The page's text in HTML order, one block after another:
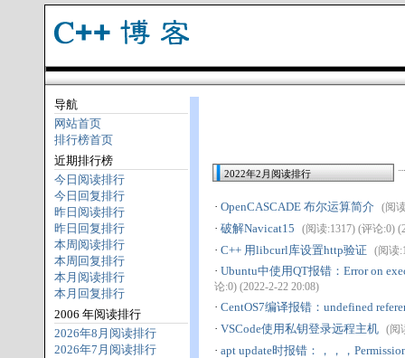
导航
网站首页
排行榜首页
近期排行榜
今日阅读排行
今日回复排行
昨日阅读排行
昨日回复排行
本周阅读排行
本周回复排行
本月阅读排行
本月回复排行
2006 年阅读排行
2026年8月阅读排行
2026年7月阅读排行
2022年2月阅读排行
· OpenCASCADE 布尔运算简介 (阅
· 破解Navicat15 (阅读:1317) (评论:0)
· C++ 用libcurl库设置http验证 (阅读
· Ubuntu中使用QT报错：Error on
论:0) (2022-2-22 20:08)
· CentOS7编译报错：undefined
· VSCode使用私钥登录远程主机 (阅
· apt update时报错：，，，